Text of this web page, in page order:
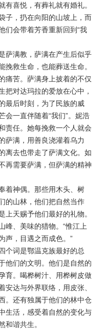
有喜悦，有葬礼就有婚礼。
子，扔在向阳的山坡上，而
们会带着芳香重新回到“我
萨满教，萨满在产生后似乎
挽救生命，也能葬送生命。
痛苦。萨满身上披着的不仅
把对达玛拉的爱放在心中，
最后时刻，为了民族的威
会一直伴随着“我们”。妮浩
责任。她每挽救一个人就会
萨满，用善良浇灌着乌力
离去也带走了萨满文化。如
再需要萨满，但萨满的精神
着神偶。那些用木头、树
的山林，他们把自然当作
上天赐予他们最好的礼物。
峰、美味的猎物。“惟江上
声，目遇之而成色。”
个词是鄂温克族最好的总
他们的文明。他们是自然的
育。喝桦树汁、用桦树皮做
安达与外界联络，用皮张、
。还有独属于他们的林中仓
活，感受着自然的变化与
和谐共生。